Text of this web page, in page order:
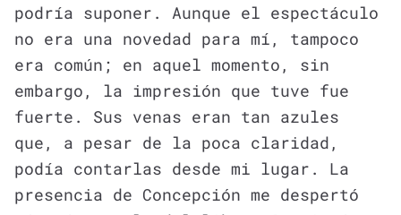
podría suponer. Aunque el espectáculo
no era una novedad para mí, tampoco
era común; en aquel momento, sin
embargo, la impresión que tuve fue
fuerte. Sus venas eran tan azules
que, a pesar de la poca claridad,
podía contarlas desde mi lugar. La
presencia de Concepción me despertó